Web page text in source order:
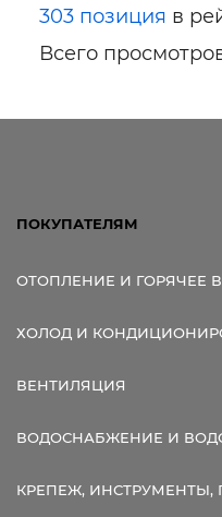
303 позиция в
Всего
ПОКУПАТЕЛЯМ
ОТОПЛЕНИЕ И ГОРЯЧЕЕ
ХОЛОД И
ВЕНТИЛЯЦИЯ
ВОДОСНАБЖЕНИЕ И
КРЕПЕЖ, ИНСТРУМЕНТЫ,